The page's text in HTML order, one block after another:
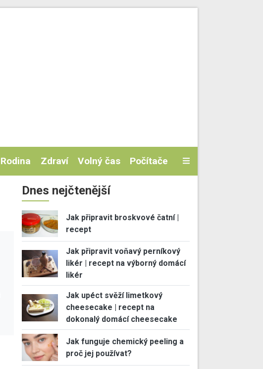
Rodina Zdraví Volný čas Počítače
Dnes nejčtenější
Jak připravit broskvové čatní |
recept
Jak připravit voňavý perníkový
likér | recept na výborný domácí
likér
Jak upéct svěží limetkový
cheesecake | recept na
dokonalý domácí cheesecake
Jak funguje chemický peeling a
proč jej používat?